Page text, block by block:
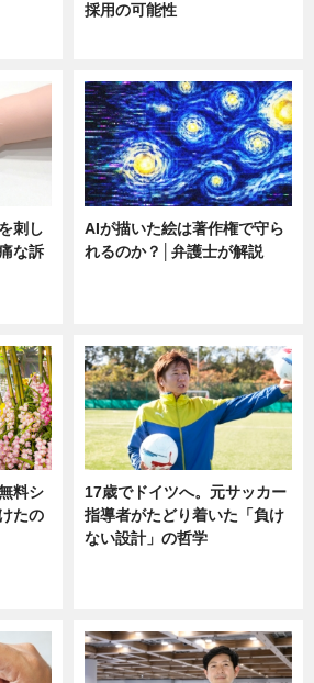
採用の可能性
刺し
な訴
AIが描いた絵は著作権で守ら
れるのか？│弁護士が解説
料シ
たの
17歳でドイツへ。元サッカー
指導者がたどり着いた「負け
ない設計」の哲学